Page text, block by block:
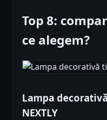
Top 8:
ce alegem?
Lampa
NEXTLY